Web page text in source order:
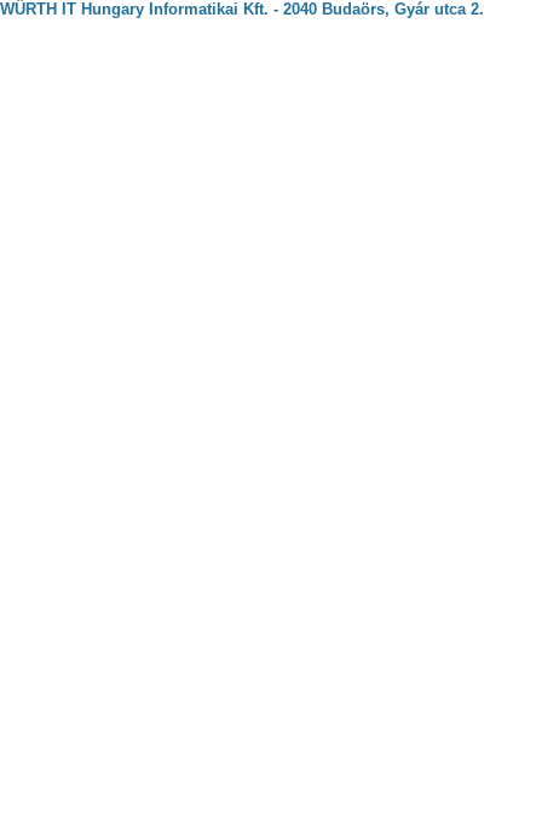
WÜRTH IT Hungary Informatikai Kft. - 2040 Budaörs, Gyár utca 2.